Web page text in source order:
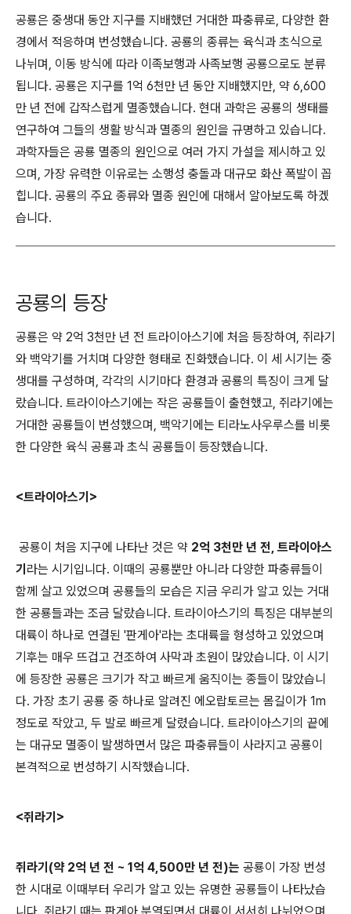
공룡은 중생대 동안 지구를 지배했던 거대한 파충류로, 다양한 환
경에서 적응하며 번성했습니다. 공룡의 종류는 육식과 초식으로
나뉘며, 이동 방식에 따라 이족보행과 사족보행 공룡으로도 분류
됩니다. 공룡은 지구를 1억 6천만 년 동안 지배했지만, 약 6,600
만 년 전에 갑작스럽게 멸종했습니다. 현대 과학은 공룡의 생태를
연구하여 그들의 생활 방식과 멸종의 원인을 규명하고 있습니다.
과학자들은 공룡 멸종의 원인으로 여러 가지 가설을 제시하고 있
으며, 가장 유력한 이유로는 소행성 충돌과 대규모 화산 폭발이 꼽
힙니다. 공룡의 주요 종류와 멸종 원인에 대해서 알아보도록 하겠
습니다.
공룡의 등장
공룡은 약 2억 3천만 년 전 트라이아스기에 처음 등장하여, 쥐라기
와 백악기를 거치며 다양한 형태로 진화했습니다. 이 세 시기는 중
생대를 구성하며, 각각의 시기마다 환경과 공룡의 특징이 크게 달
랐습니다. 트라이아스기에는 작은 공룡들이 출현했고, 쥐라기에는
거대한 공룡들이 번성했으며, 백악기에는 티라노사우루스를 비롯
한 다양한 육식 공룡과 초식 공룡들이 등장했습니다.
<트라이아스기>
공룡이 처음 지구에 나타난 것은 약 2억 3천만 년 전, 트라이아스
기 라는 시기입니다. 이때의 공룡뿐만 아니라 다양한 파충류들이
함께 살고 있었으며 공룡들의 모습은 지금 우리가 알고 있는 거대
한 공룡들과는 조금 달랐습니다. 트라이아스기의 특징은 대부분의
대륙이 하나로 연결된 '판게아'라는 초대륙을 형성하고 있었으며
기후는 매우 뜨겁고 건조하여 사막과 초원이 많았습니다. 이 시기
에 등장한 공룡은 크기가 작고 빠르게 움직이는 종들이 많았습니
다. 가장 초기 공룡 중 하나로 알려진 에오랍토르는 몸길이가 1m
정도로 작았고, 두 발로 빠르게 달렸습니다. 트라이아스기의 끝에
는 대규모 멸종이 발생하면서 많은 파충류들이 사라지고 공룡이
본격적으로 번성하기 시작했습니다.
<쥐라기>
쥐라기(약 2억 년 전 ~ 1억 4,500만 년 전)는 공룡이 가장 번성
한 시대로 이때부터 우리가 알고 있는 유명한 공룡들이 나타났습